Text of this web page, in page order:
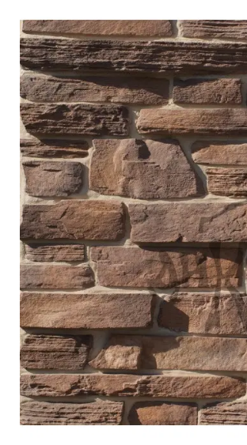
Декоративные элементы
Тротуарная плитка
Террасная доска
Ступени
Сухие смеси
Сопутствующие товары